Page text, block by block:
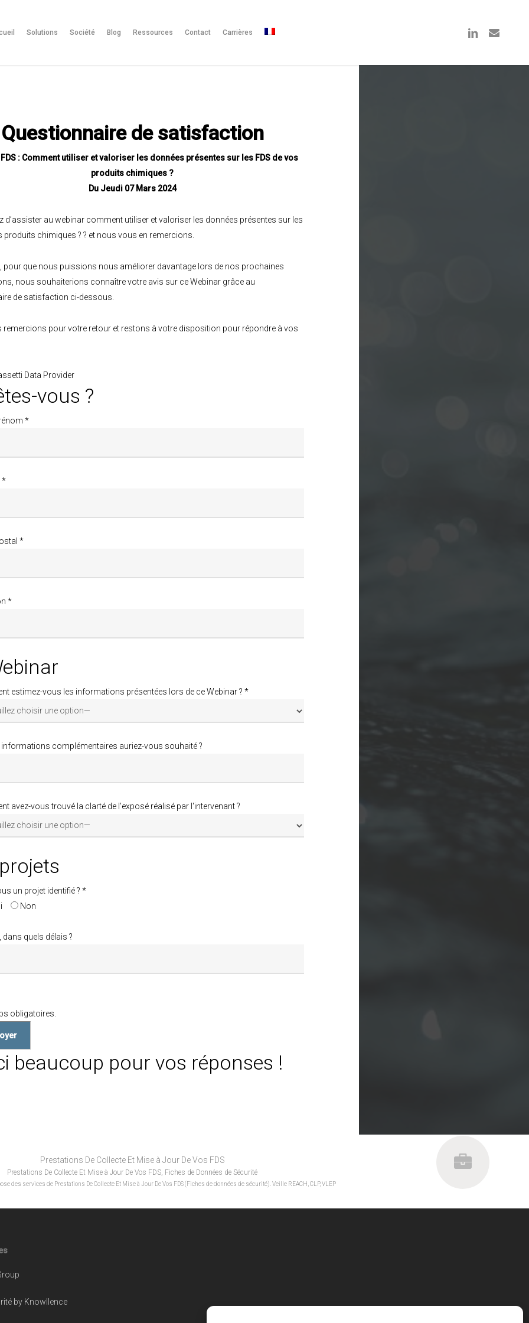
Solutions Société Blog Ressources Contact Carrières linkedin email
Questionnaire de satisfaction
: Comment utiliser et valoriser les données présentes sur les FDS de vos
produits chimiques ?
Du Jeudi 07 Mars 2024
d’assister au webinar comment utiliser et valoriser les données présentes sur les
produits chimiques ? ? et nous vous en remercions.
pour que nous puissions nous améliorer davantage lors de nos prochaines
nous souhaiterions connaître votre avis sur ce Webinar grâce au
de satisfaction ci-dessous.
remercions pour votre retour et restons à votre disposition pour répondre à vos
Data Provider
vous ?
*
*
*
*
estimez-vous les informations présentées lors de ce Webinar ? *
informations complémentaires auriez-vous souhaité ?
avez-vous trouvé la clarté de l'exposé réalisé par l'intervenant ?
un projet identifié ? *
Non
dans quels délais ?
obligatoires.
beaucoup pour vos réponses !
Prestations De Collecte Et Mise à Jour De Vos FDS
Prestations De Collecte Et Mise à Jour De Vos FDS, Fiches de Données de Sécurité
des services de Prestations De Collecte Et Mise à Jour De Vos FDS (Fiches de données de sécurité). Veille REACH, CLP, VLEP
by Knowllence